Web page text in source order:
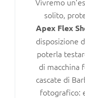
solito,
Apex Flex
disposizione
poterla
di macchina
cascate di
fotografico: